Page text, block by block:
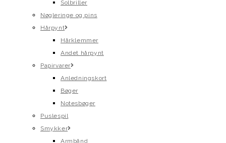
Solbriller
Nøgleringe og pins
Hårpynt
Hårklemmer
Andet hårpynt
Papirvarer
Anledningskort
Bøger
Notesbøger
Puslespil
Smykker
Armbånd